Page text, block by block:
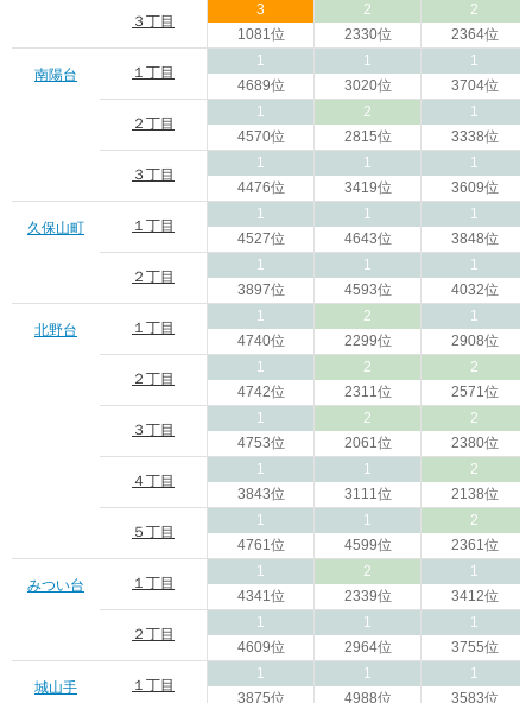
３丁目
3
1081位
2
2330位
2
2364位
南陽台 １丁目
1
4689位
1
3020位
1
3704位
２丁目
1
4570位
2
2815位
1
3338位
３丁目
1
4476位
1
3419位
1
3609位
久保山町 １丁目
1
4527位
1
4643位
1
3848位
２丁目
1
3897位
1
4593位
1
4032位
北野台 １丁目
1
4740位
2
2299位
1
2908位
２丁目
1
4742位
2
2311位
2
2571位
３丁目
1
4753位
2
2061位
2
2380位
４丁目
1
3843位
1
3111位
2
2138位
５丁目
1
4761位
1
4599位
2
2361位
みつい台 １丁目
1
4341位
2
2339位
1
3412位
２丁目
1
4609位
1
2964位
1
3755位
城山手 １丁目
1
3875位
1
4988位
1
3583位